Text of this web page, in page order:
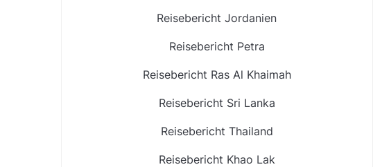
Reisebericht Jordanien
Reisebericht Petra
Reisebericht Ras Al Khaimah
Reisebericht Sri Lanka
Reisebericht Thailand
Reisebericht Khao Lak